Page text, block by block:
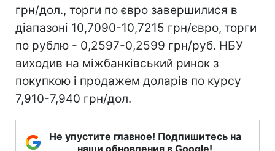
грн/дол., торги по євро завершилися в
діапазоні 10,7090-10,7215 грн/євро, торги
по рублю - 0,2597-0,2599 грн/руб. НБУ
виходив на міжбанківський ринок з
покупкою і продажем доларів по курсу
7,910-7,940 грн/дол.
Не упустите главное! Подпишитесь на
наши обновления в Google!